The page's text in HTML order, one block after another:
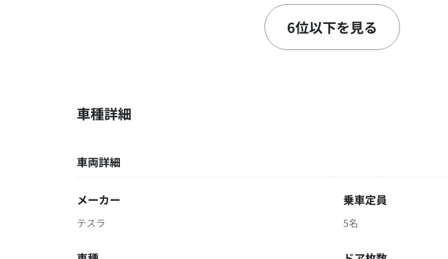
127
6位以下を見る
車種詳細
車両詳細
メーカー
テスラ
乗車定員
5名